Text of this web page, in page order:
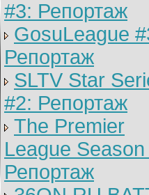
#3: Репортаж
GosuLeague
Репортаж
SLTV Star
#2: Репортаж
The Premier
League Season
Репортаж